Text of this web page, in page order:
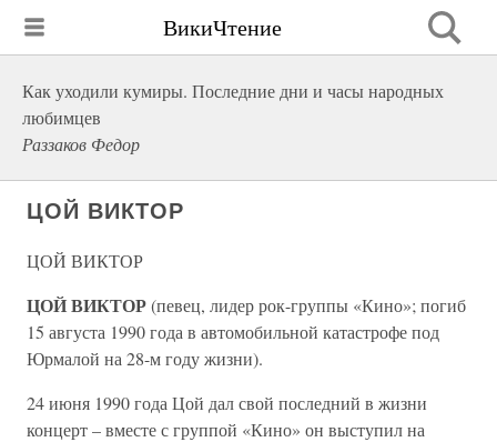
ВикиЧтение
Как уходили кумиры. Последние дни и часы народных
любимцев
Раззаков Федор
ЦОЙ ВИКТОР
ЦОЙ ВИКТОР
ЦОЙ ВИКТОР(певец, лидер рок-группы «Кино»; погиб
15 августа 1990 года в автомобильной катастрофе под
Юрмалой на 28-м году жизни).
24 июня 1990 года Цой дал свой последний в жизни
концерт – вместе с группой «Кино» он выступил на